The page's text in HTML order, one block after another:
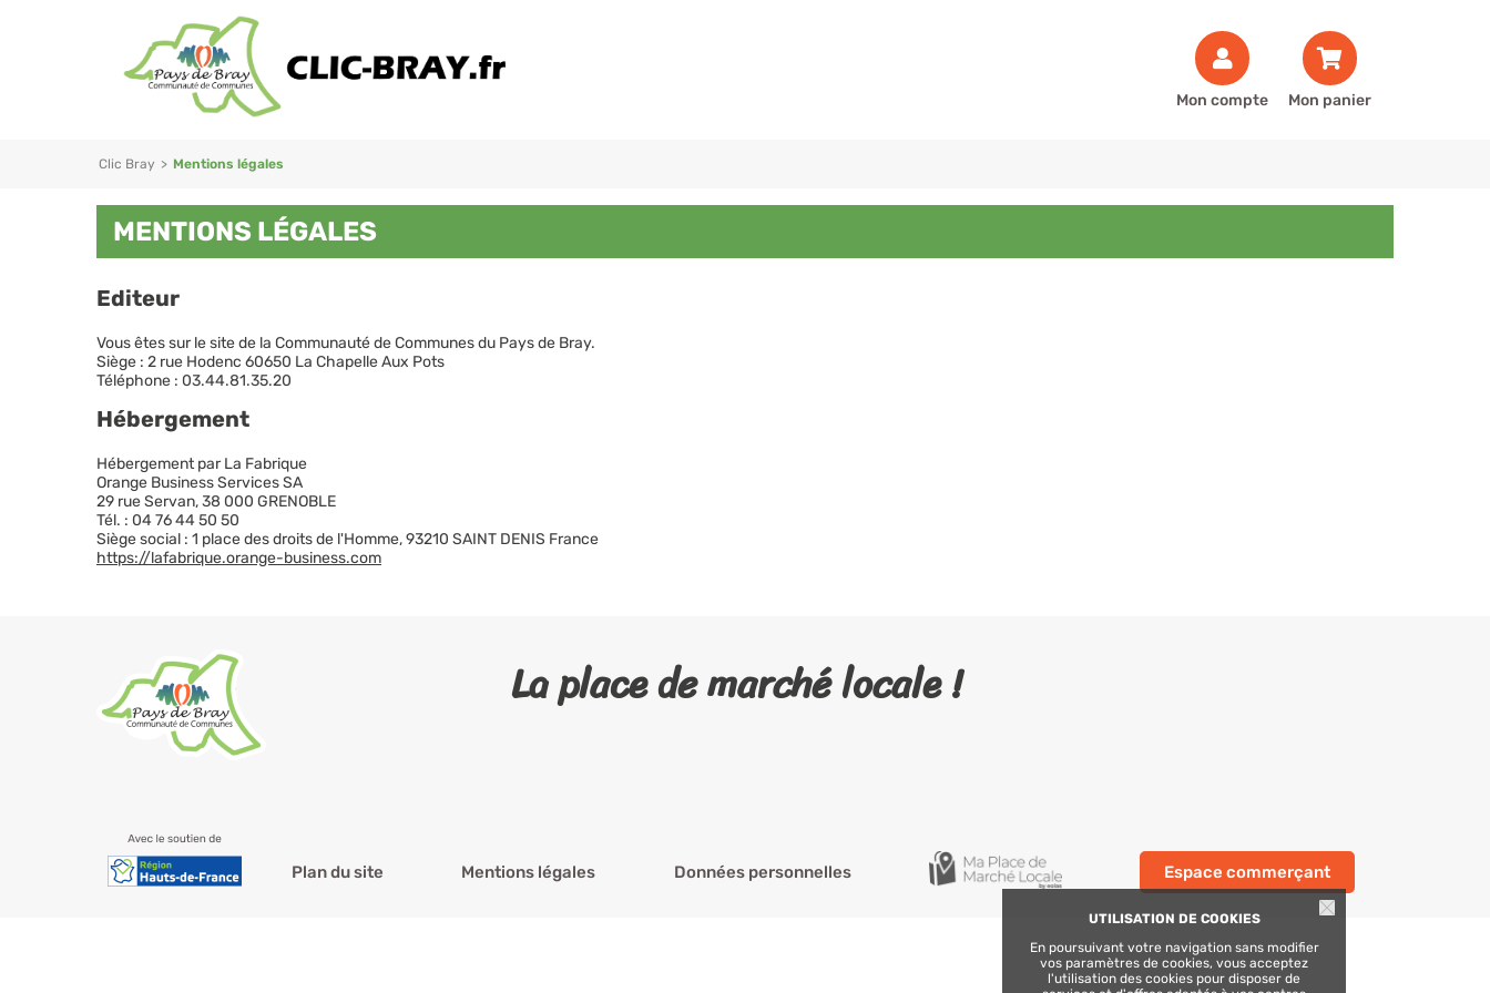
UTILISATION DE COOKIES
En poursuivant votre navigation sans modifier
vos paramètres de cookies, vous acceptez
l'utilisation des cookies pour disposer de
Mon compte Mon panier
Clic Bray > Mentions légales
MENTIONS LÉGALES
Editeur
Vous êtes sur le site de la Communauté de Communes du Pays de Bray.
Siège : 2 rue Hodenc 60650 La Chapelle Aux Pots
Téléphone : 03.44.81.35.20
Hébergement
Hébergement par La Fabrique
Orange Business Services SA
29 rue Servan, 38 000 GRENOBLE
Tél. : 04 76 44 50 50
Siège social : 1 place des droits de l'Homme, 93210 SAINT DENIS France
https://lafabrique.orange-business.com
La place de marché locale !
Plan du site Mentions légales Données personnelles Espace commerçant